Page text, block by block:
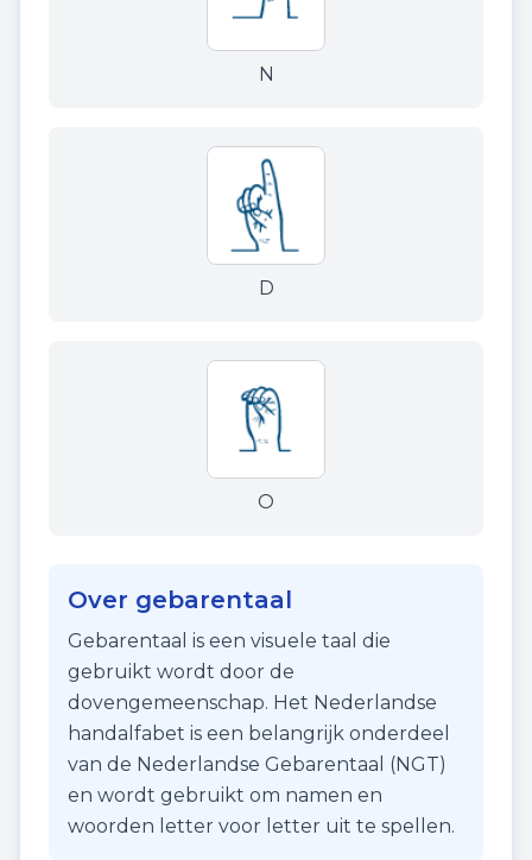
N
D
O
Over gebarentaal
Gebarentaal is een visuele taal die
gebruikt wordt door de
dovengemeenschap. Het Nederlandse
handalfabet is een belangrijk onderdeel
van de Nederlandse Gebarentaal (NGT)
en wordt gebruikt om namen en
woorden letter voor letter uit te spellen.